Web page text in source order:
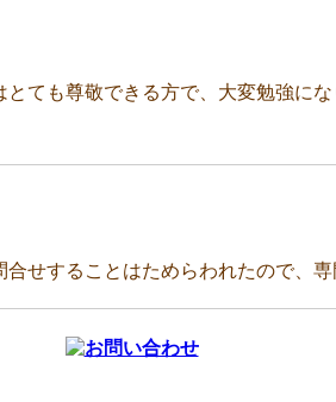
ても尊敬できる方で、大変勉強に
せすることはためらわれたので、専